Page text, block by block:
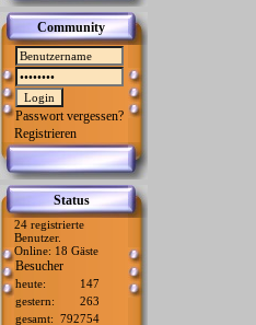
Community
Passwort vergessen?
Registrieren
Status
24 registrierte
Benutzer.
Online: 18 Gäste
Besucher
heute:
147
gestern:
263
gesamt: 792754